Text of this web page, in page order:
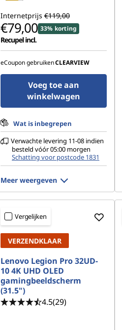
Internetprijs €119,00
€79,00 33% korting
Recupel incl.
eCoupon gebruikenCLEARVIEW
Voeg toe aan
winkelwagen
Wat is inbegrepen
Verwachte levering 11-08 indien
besteld vóór 05:00 morgen
Schatting voor postcode 1831
Meer weergeven
Vergelijken
VERZENDKLAAR
Lenovo Legion Pro 32UD-
10 4K UHD OLED
gamingbeeldscherm
(31.5")
4.5(29)